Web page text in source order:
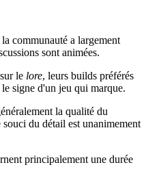
la communauté a largement
sont animées.
le lore, leurs builds préférés
signe d'un jeu qui marque.
la qualité du
du détail est unanimement
principalement une durée